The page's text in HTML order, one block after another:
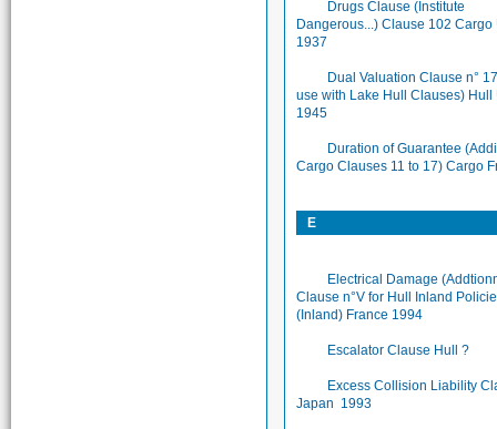
Drugs Clause (Institute
Dangerous...) Clause 102 Cargo
1937
Dual Valuation Clause n°
use with Lake Hull Clauses) Hull
1945
Duration of Guarantee
Cargo Clauses 11 to 17) Cargo
E
Electrical Damage
Clause n°V for Hull Inland
(Inland) France 1994
Escalator Clause Hull ?
Excess Collision Liability
Japan 1993